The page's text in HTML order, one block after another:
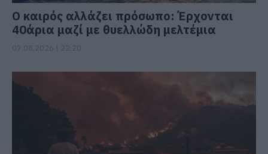
Ο καιρός αλλάζει πρόσωπο: Έρχονται
40άρια μαζί με θυελλώδη μελτέμια